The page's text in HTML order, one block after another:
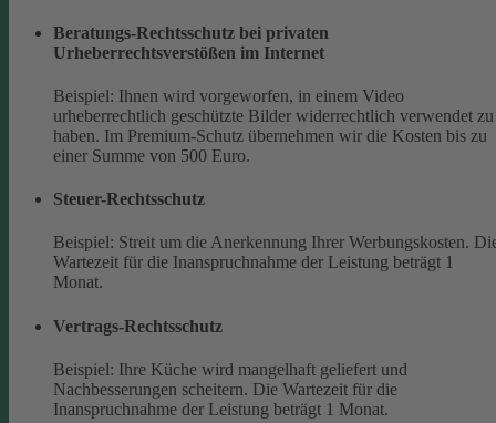
Beratungs-Rechtsschutz bei privaten
Urheberrechtsverstößen im Internet
Beispiel: Ihnen wird vorgeworfen, in einem Video
urheberrechtlich geschützte Bilder widerrechtlich verwendet zu
haben. Im Premium-Schutz übernehmen wir die Kosten bis zu
einer Summe von 500 Euro.
Steuer-Rechtsschutz
Beispiel: Streit um die Anerkennung Ihrer Werbungskosten.
Wartezeit für die Inanspruchnahme der Leistung beträgt 1
Monat.
Vertrags-Rechtsschutz
Beispiel: Ihre Küche wird mangelhaft geliefert und
Nachbesserungen scheitern. Die Wartezeit für die
Inanspruchnahme der Leistung beträgt 1 Monat.